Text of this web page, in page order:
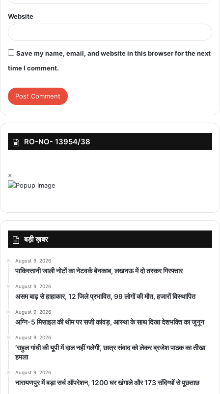
Website
Save my name, email, and website in this browser for the next
time I comment.
RO-NO- 13954/38
×
बड़ी ख़बर
August 9, 2026
पाकिस्तानी जाली नोटों का नेटवर्क बेनकाब, लखनऊ में दो तस्कर गिरफ्तार
August 9, 2026
असम बाढ़ से हाहाकार, 12 जिले प्रभावित, 99 लोगों की मौत, हजारों विस्थापित
August 9, 2026
अग्नि-5 मिसाइल की थीम पर सजी कांवड़, आस्था के साथ दिखा देशभक्ति का जुनून
August 9, 2026
‘राहुल गांधी की यूपी में दाल नहीं गलेगी’, छात्र संवाद को लेकर ब्रजेश पाठक का तीखा
हमला
August 9, 2026
नारायणपुर में बड़ा सर्च ऑपरेशन, 1200 घर खंगाले और 173 संदिग्धों से पूछताछ